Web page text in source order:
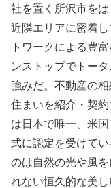
社を置く所沢市を
近隣エリアに密着
トワークによる豊
ンストップでトー
強みだ。不動産の
住まいを紹介・契
は日本で唯一、米
式に認定を受けて
のは自然の光や風
れない恒久的な美